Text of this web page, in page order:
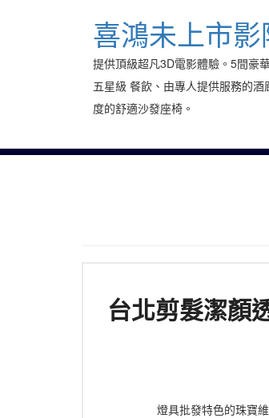
喜鴻未上市影
提供頂級超凡3D電影體驗。5間豪
五星級 餐飲、由專人提供服務的酒
度的舒適沙發座椅。
台北剪髮潔顏
燈具批發特色的珠寶維